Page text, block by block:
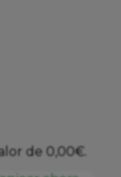
de 0,00€.